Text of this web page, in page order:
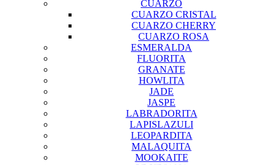
CUARZO
CUARZO CRISTAL
CUARZO CHERRY
CUARZO ROSA
ESMERALDA
FLUORITA
GRANATE
HOWLITA
JADE
JASPE
LABRADORITA
LAPISLAZULI
LEOPARDITA
MALAQUITA
MOOKAITE